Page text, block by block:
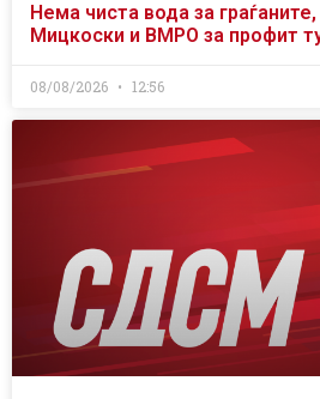
Нема чиста вода за
Мицкоски и ВМРО за профит
08/08/2026 12:56